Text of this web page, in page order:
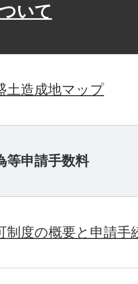
いて
土造成地マップ
等申請手数料
制度の概要と申請手